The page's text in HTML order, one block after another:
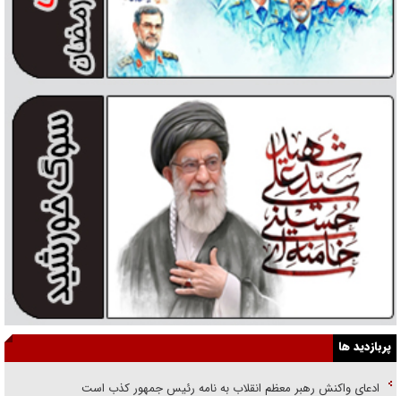
پربازدید ها
ادعای واکنش رهبر معظم انقلاب به نامه رئیس جمهور کذب است